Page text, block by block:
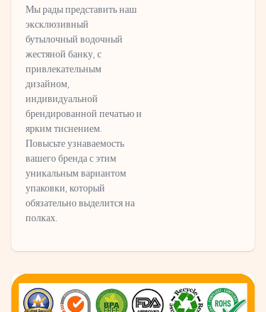
Мы рады представить наш
эксклюзивный
бутылочный водочный
жестяной банку, с
привлекательным
дизайном,
индивидуальной
брендированной печатью и
ярким тиснением.
Повысьте узнаваемость
вашего бренда с этим
уникальным вариантом
упаковки, который
обязательно выделится на
полках.